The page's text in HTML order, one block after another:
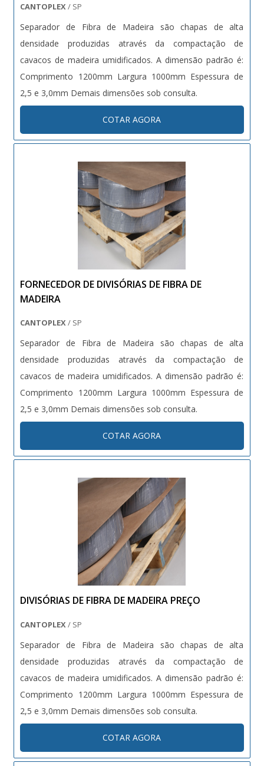
CANTOPLEX / SP
Separador de Fibra de Madeira são chapas de alta
densidade produzidas através da compactação de
cavacos de madeira umidificados. A dimensão padrão é:
Comprimento 1200mm Largura 1000mm Espessura de
2,5 e 3,0mm Demais dimensões sob consulta.
COTAR AGORA
FORNECEDOR DE DIVISÓRIAS DE FIBRA DE
MADEIRA
CANTOPLEX/ SP
Separador de Fibra de Madeira são chapas de alta
densidade produzidas através da compactação de
cavacos de madeira umidificados. A dimensão padrão é:
Comprimento 1200mm Largura 1000mm Espessura de
2,5 e 3,0mm Demais dimensões sob consulta.
COTAR AGORA
DIVISÓRIAS DE FIBRA DE MADEIRA PREÇO
CANTOPLEX/ SP
Separador de Fibra de Madeira são chapas de alta
densidade produzidas através da compactação de
cavacos de madeira umidificados. A dimensão padrão é:
Comprimento 1200mm Largura 1000mm Espessura de
2,5 e 3,0mm Demais dimensões sob consulta.
COTAR AGORA